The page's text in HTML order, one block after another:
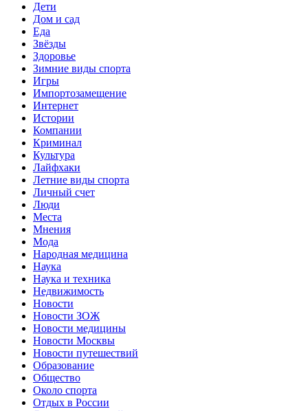
Дети
Дом и сад
Еда
Звёзды
Здоровье
Зимние виды спорта
Игры
Импортозамещение
Интернет
Истории
Компании
Криминал
Культура
Лайфхаки
Летние виды спорта
Личный счет
Люди
Места
Мнения
Мода
Народная медицина
Наука
Наука и техника
Недвижимость
Новости
Новости ЗОЖ
Новости медицины
Новости Москвы
Новости путешествий
Образование
Общество
Около спорта
Отдых в России